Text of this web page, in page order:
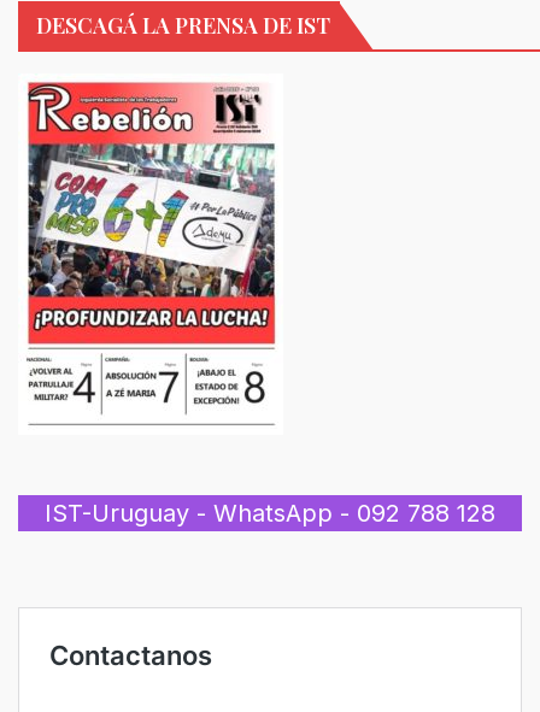
DESCAGÁ LA PRENSA DE IST
IST-Uruguay - WhatsApp - 092 788 128